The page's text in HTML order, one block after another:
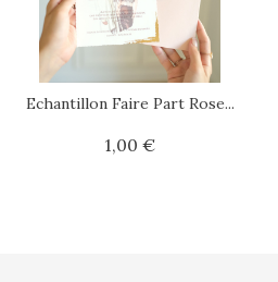
Echantillon Faire Part Rose...
1,00 €